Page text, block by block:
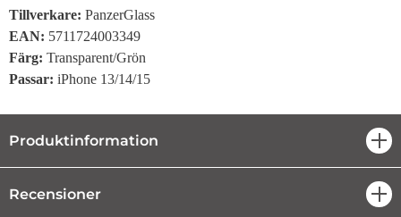
Tillverkare: PanzerGlass
EAN: 5711724003349
Färg: Transparent/Grön
Passar: iPhone 13/14/15
Produktinformation
Recensioner